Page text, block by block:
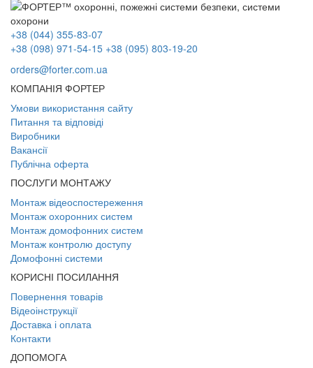
+38 (044) 355-83-07
+38 (098) 971-54-15 +38 (095) 803-19-20
orders@forter.com.ua
КОМПАНІЯ ФОРТЕР
Умови використання сайту
Питання та відповіді
Виробники
Вакансії
Публічна оферта
ПОСЛУГИ МОНТАЖУ
Монтаж відеоспостереження
Монтаж охоронних систем
Монтаж домофонних систем
Монтаж контролю доступу
Домофонні системи
КОРИСНІ ПОСИЛАННЯ
Повернення товарів
Відеоінструкції
Доставка і оплата
Контакти
ДОПОМОГА